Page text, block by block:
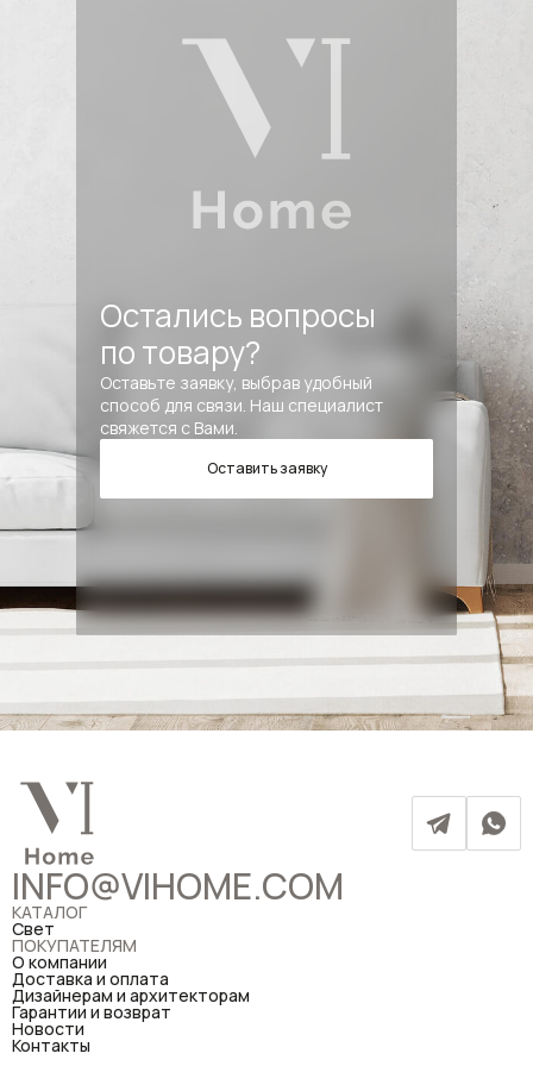
Остались вопросы
по товару?
Оставьте заявку, выбрав удобный
способ для связи. Наш специалист
свяжется с Вами.
Оставить заявку
INFO@VIHOME.COM
КАТАЛОГ
Свет
ПОКУПАТЕЛЯМ
О компании
Доставка и оплата
Дизайнерам и архитекторам
Гарантии и возврат
Новости
Контакты